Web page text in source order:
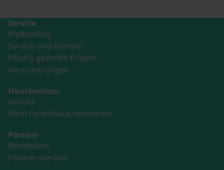
Service
MyBooking
Service und Kontakt
Häufig gestellte Fragen
Versicherungen
Hausbesitzer
MyVilla
Mein Ferienhaus vermieten
Partner
Reisebüros
Partner werden